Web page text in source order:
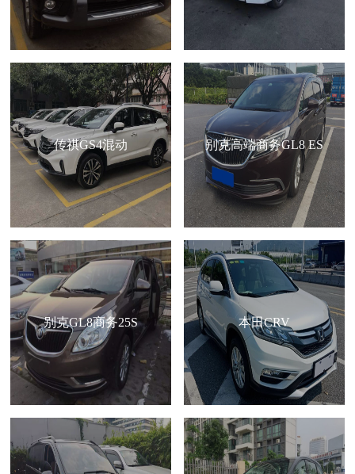
传祺GS4混动 别克高端商务GL8 ES
别克GL8商务25S 本田CRV